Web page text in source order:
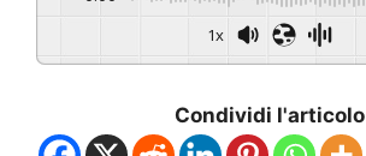
1x
Condividi l'articolo